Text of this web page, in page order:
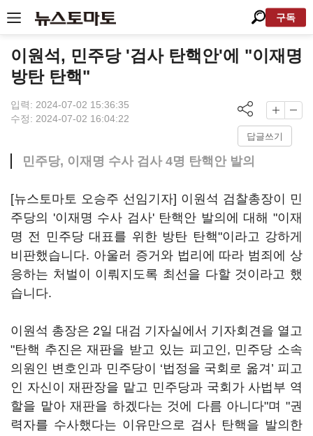
구독
이원석, 민주당 '검사 탄핵안'에 "이재명
방탄 탄핵"
입력: 2024-07-02 15:36:35
수정: 2024-07-02 16:04:22
답글쓰기
민주당, 이재명 수사 검사 4명 탄핵안 발의
[뉴스토마토 오승주 선임기자] 이원석 검찰총장이 민
주당의 '이재명 수사 검사' 탄핵안 발의에 대해 "이재
명 전 민주당 대표를 위한 방탄 탄핵"이라고 강하게
비판했습니다. 아울러 증거와 법리에 따라 범죄에 상
응하는 처벌이 이뤄지도록 최선을 다할 것이라고 했
습니다.
이원석 총장은 2일 대검 기자실에서 기자회견을 열고
"탄핵 추진은 재판을 받고 있는 피고인, 민주당 소속
의원인 변호인과 민주당이 ‘법정을 국회로 옮겨’ 피고
인 자신이 재판장을 맡고 민주당과 국회가 사법부 역
할을 맡아 재판을 하겠다는 것에 다름 아니다"며 "권
력자를 수사했다는 이유만으로 검사 탄핵을 발의한